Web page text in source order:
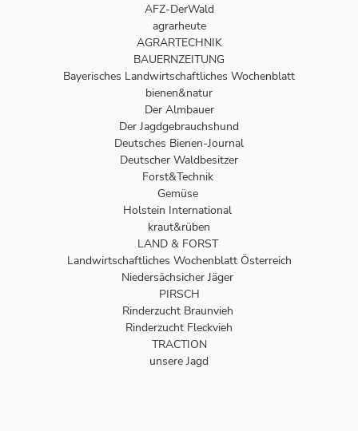
AFZ-DerWald
agrarheute
AGRARTECHNIK
BAUERNZEITUNG
Bayerisches Landwirtschaftliches Wochenblatt
bienen&natur
Der Almbauer
Der Jagdgebrauchshund
Deutsches Bienen-Journal
Deutscher Waldbesitzer
Forst&Technik
Gemüse
Holstein International
kraut&rüben
LAND & FORST
Landwirtschaftliches Wochenblatt Österreich
Niedersächsicher Jäger
PIRSCH
Rinderzucht Braunvieh
Rinderzucht Fleckvieh
TRACTION
unsere Jagd